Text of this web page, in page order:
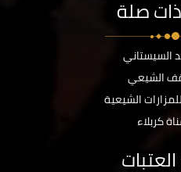
صلة
السيستاني
الشيعي
الشيعية
كربلاء